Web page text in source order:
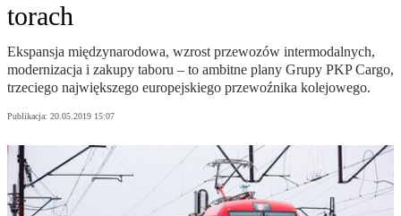
torach
Ekspansja międzynarodowa, wzrost przewozów intermodalnych,
modernizacja i zakupy taboru – to ambitne plany Grupy PKP Cargo,
trzeciego największego europejskiego przewoźnika kolejowego.
Publikacja: 20.05.2019 15:07